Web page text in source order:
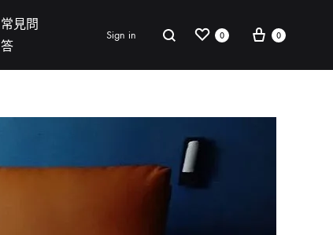
單椅 CHAIR
常見問
答
Sign in Search Wishlist
0 Cart
0